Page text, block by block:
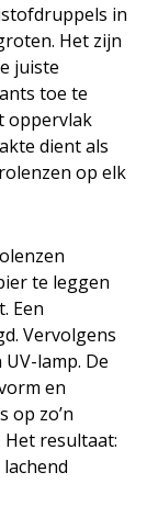
in
Het zijn
juiste
toe te
oppervlak
dient als
op elk
te leggen
Een
Vervolgens
lamp. De
en
op zo’n
resultaat: